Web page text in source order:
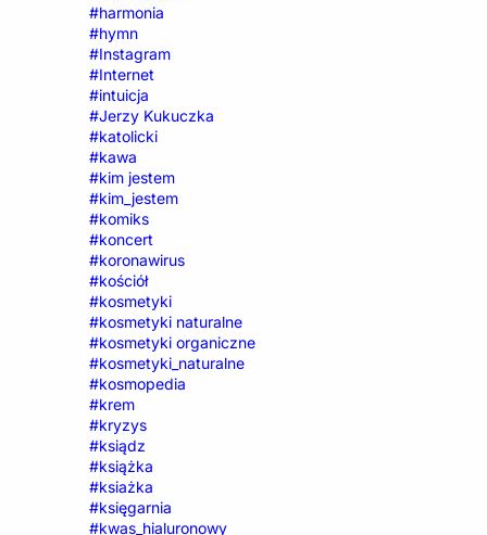
#harmonia
#hymn
#Instagram
#Internet
#intuicja
#Jerzy Kukuczka
#katolicki
#kawa
#kim jestem
#kim_jestem
#komiks
#koncert
#koronawirus
#kościół
#kosmetyki
#kosmetyki naturalne
#kosmetyki organiczne
#kosmetyki_naturalne
#kosmopedia
#krem
#kryzys
#ksiądz
#książka
#ksiażka
#księgarnia
#kwas_hialuronowy